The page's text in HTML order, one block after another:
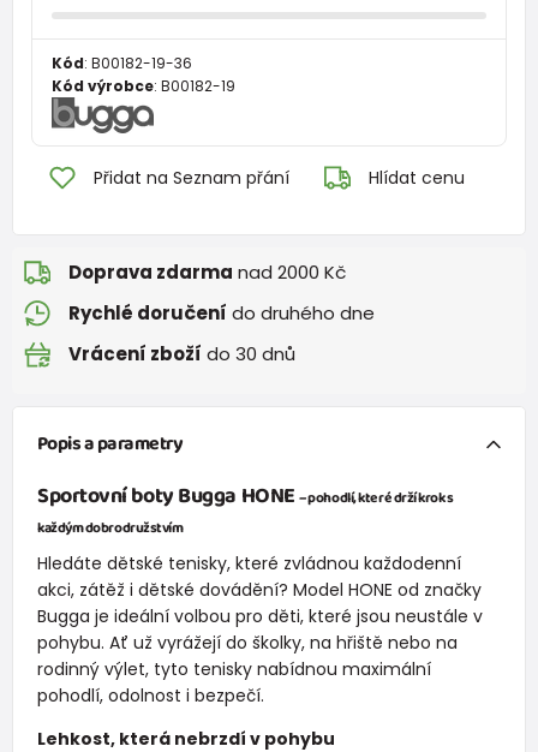
Kód: B00182-19-36
Kód výrobce: B00182-19
Přidat na Seznam přání Hlídat cenu
Doprava zdarma nad 2000 Kč
Rychlé doručení do druhého dne
Vrácení zboží do 30 dnů
Popis a parametry
Sportovní boty Bugga HONE– pohodlí, které drží krok s
každým dobrodružstvím
Hledáte dětské tenisky, které zvládnou každodenní
akci, zátěž i dětské dovádění? Model HONE od značky
Bugga je ideální volbou pro děti, které jsou neustále v
pohybu. Ať už vyrážejí do školky, na hřiště nebo na
rodinný výlet, tyto tenisky nabídnou maximální
pohodlí, odolnost i bezpečí.
Lehkost, která nebrzdí v pohybu